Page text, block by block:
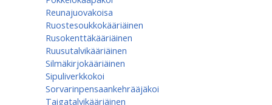
Reunajuovakoisa
Ruostesoukkokääriäinen
Rusokenttäkääriäinen
Ruusutalvikääriäinen
Silmäkirjokääriäinen
Sipuliverkkokoi
Sorvarinpensaankehrääjäkoi
Taigatalvikääriäinen